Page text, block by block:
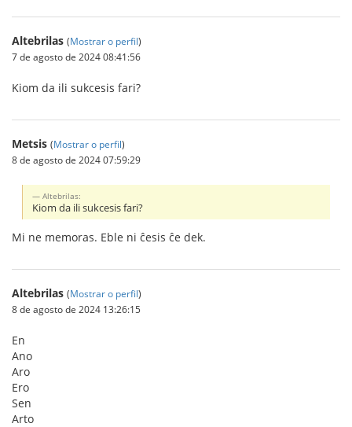
Altebrilas (Mostrar o perfil)
7 de agosto de 2024 08:41:56
Kiom da ili sukcesis fari?
Metsis (Mostrar o perfil)
8 de agosto de 2024 07:59:29
Altebrilas:
Kiom da ili sukcesis fari?
Mi ne memoras. Eble ni ĉesis ĉe dek.
Altebrilas (Mostrar o perfil)
8 de agosto de 2024 13:26:15
En
Ano
Aro
Ero
Sen
Arto